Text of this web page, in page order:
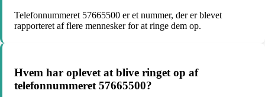
Telefonnummeret 57665500 er et nummer, der er blevet
rapporteret af flere mennesker for at ringe dem op.
Hvem har oplevet at blive ringet op af
telefonnummeret 57665500?